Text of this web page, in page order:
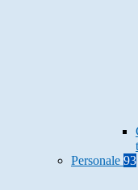
Personale 93